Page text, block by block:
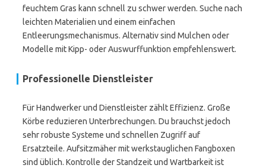
feuchtem Gras kann schnell zu schwer werden. Suche nach
leichten Materialien und einem einfachen
Entleerungsmechanismus. Alternativ sind Mulchen oder
Modelle mit Kipp- oder Auswurffunktion empfehlenswert.
Professionelle Dienstleister
Für Handwerker und Dienstleister zählt Effizienz. Große
Körbe reduzieren Unterbrechungen. Du brauchst jedoch
sehr robuste Systeme und schnellen Zugriff auf
Ersatzteile. Aufsitzmäher mit werkstauglichen Fangboxen
sind üblich. Kontrolle der Standzeit und Wartbarkeit ist